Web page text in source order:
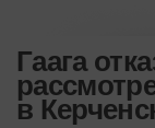
Гаага
в